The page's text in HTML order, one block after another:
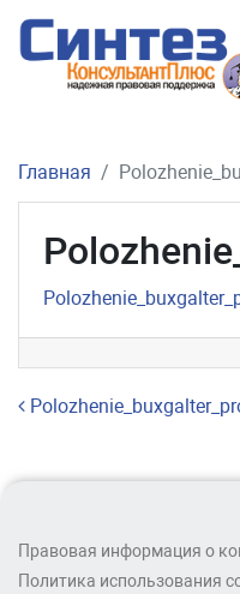
Главная
Навигация
Правовая информация о
Политика использования